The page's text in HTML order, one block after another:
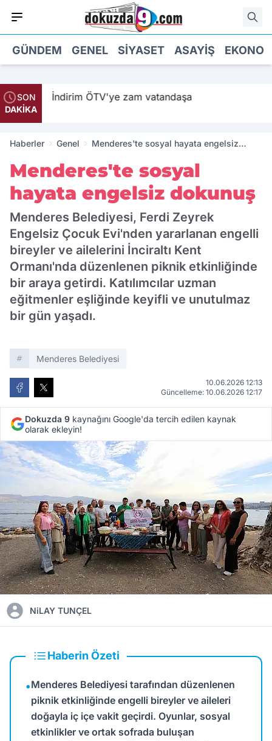
GÜNDEM GENEL SIYASET ASAYIŞ
SON
DAKİKA
İndirim ÖTV'ye zam vatandaşa
Haberler Genel
Menderes'te sosyal hayata engelsiz
Menderes'te sosyal
hayata engelsiz dokunuş
Menderes Belediyesi, Ferdi Zeyrek
Engelsiz Çocuk Evi'nden yararlanan engelli
bireyler ve ailelerini İnciraltı Kent
Ormanı'nda düzenlenen piknik etkinliğinde
bir araya getirdi. Katılımcılar uzman
eğitmenler eşliğinde keyifli ve unutulmaz
bir gün yaşadı.
Menderes Belediyesi
10.06.2026 12:13
Güncelleme: 10.06.2026 12:17
Dokuzda 9 kaynağını Google'da tercih edilen kaynak
olarak ekleyin!
NiLAY TUNÇEL
Haberin Özeti
•Menderes Belediyesi tarafından düzenlenen
piknik etkinliğinde engelli bireyler ve aileleri
doğayla iç içe vakit geçirdi. Oyunlar, sosyal
etkinlikler ve ortak sofrada buluşan